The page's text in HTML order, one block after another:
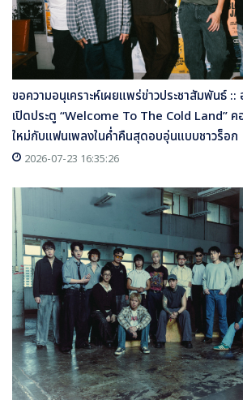
ขอความอนุเคราะห์เผยแพร่ข่าวประชาสัมพันธ์
เปิดประตู “Welcome To The Cold Land”
ใหม่กับแฟนเพลงในค่ำคืนสุดอบอุ่นแบบชาวร็อก
2026-07-23 16:35:26